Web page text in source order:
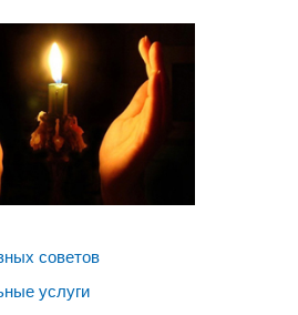
советов
услуги